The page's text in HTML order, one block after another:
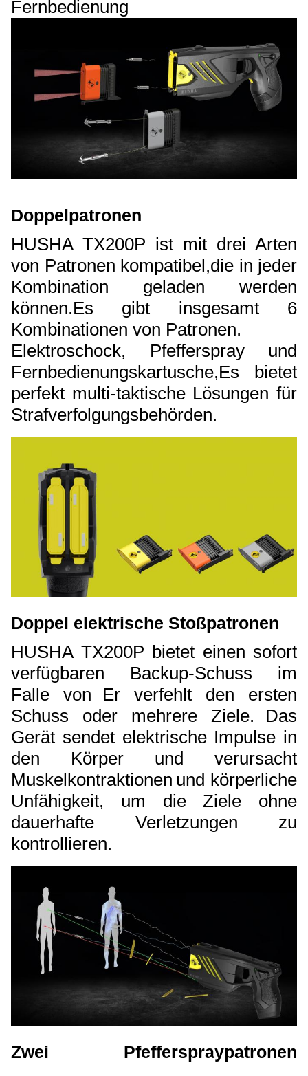
Fernbedienung
Doppelpatronen
HUSHA TX200P ist mit drei Arten
von Patronen kompatibel,die in jeder
Kombination geladen werden
können.Es gibt insgesamt 6
Kombinationen von Patronen.
Elektroschock, Pfefferspray und
Fernbedienungskartusche,Es bietet
perfekt multi-taktische Lösungen für
Strafverfolgungsbehörden.
Doppel elektrische Stoßpatronen
HUSHA TX200P bietet einen sofort
verfügbaren Backup-Schuss im
Falle von
Er verfehlt den ersten
Schuss oder mehrere Ziele.
Das
Gerät sendet elektrische Impulse in
den Körper und verursacht
Muskelkontraktionen und körperliche
Unfähigkeit, um die Ziele ohne
dauerhafte Verletzungen zu
kontrollieren.
Zwei Pfefferspraypatronen